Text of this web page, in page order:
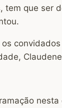
tem que